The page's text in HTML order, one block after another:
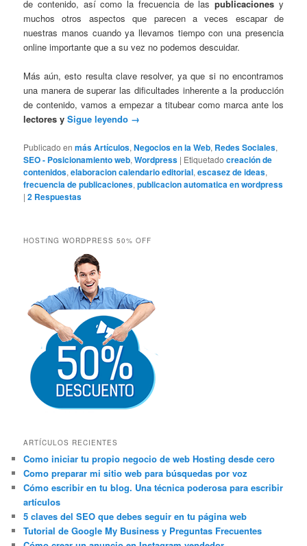
de contenido, así como la frecuencia de las publicaciones y
muchos otros aspectos que parecen a veces escapar de
nuestras manos cuando ya llevamos tiempo con una presencia
online importante que a su vez no podemos descuidar.
Más aún, esto resulta clave resolver, ya que si no encontramos
una manera de superar las dificultades inherente a la producción
de contenido, vamos a empezar a titubear como marca ante los
lectores ySigue leyendo →
Publicado en más Artículos,Negocios en la Web, Redes Sociales,
SEO - Posicionamiento web,Wordpress | Etiquetado creación de
contenidos,elaboracion calendario editorial,escasez de ideas,
frecuencia de publicaciones,publicacion automatica en wordpress
|2 Respuestas
HOSTING WORDPRESS 50% OFF
ARTÍCULOS RECIENTES
Como iniciar tu propio negocio de web Hosting desde cero
Como preparar mi sitio web para búsquedas por voz
Cómo escribir en tu blog. Una técnica poderosa para escribir
artículos
5 claves del SEO que debes seguir en tu página web
Tutorial de Google My Business y Preguntas Frecuentes